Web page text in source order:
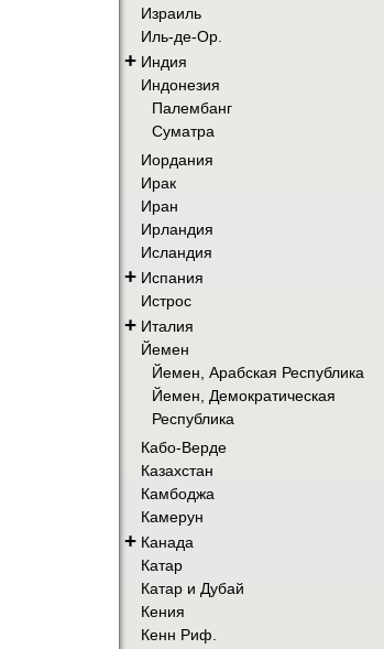
Израиль
Иль-де-Ор.
+ Индия
Индонезия
Палембанг
Суматра
Иордания
Ирак
Иран
Ирландия
Исландия
+ Испания
Истрос
+ Италия
Йемен
Йемен, Арабская Республика
Йемен, Демократическая
Республика
Кабо-Верде
Казахстан
Камбоджа
Камерун
+ Канада
Катар
Катар и Дубай
Кения
Кенн Риф.